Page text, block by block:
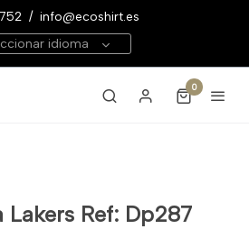
/ info@ecoshirt.es
idioma
0
Lakers Ref: Dp287